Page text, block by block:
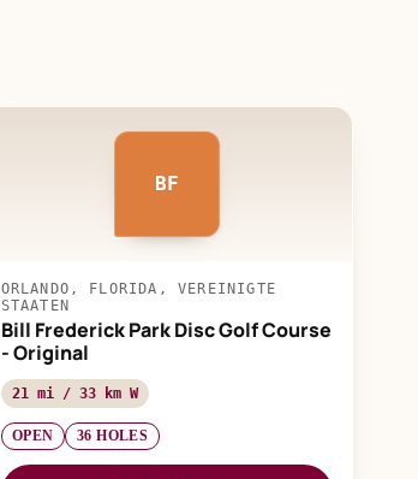
BF
ORLANDO, FLORIDA, VEREINIGTE
STAATEN
Bill Frederick Park Disc Golf Course
- Original
21 mi / 33 km W
OPEN 36 HOLES